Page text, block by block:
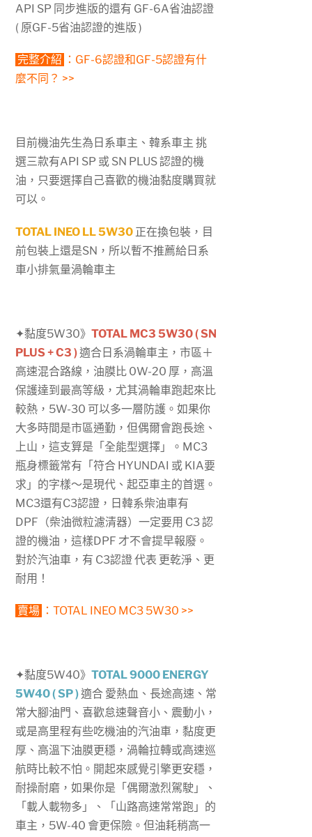
API SP 同步進版的還有 GF-6A省油認證
( 原GF-5省油認證的進版 )
完整介紹 ： GF-6認證和GF-5認證有什
麼不同？ >>
目前機油先生為日系車主、韓系車主 挑
選三款有API SP 或 SN PLUS 認證的機
油，只要選擇自己喜歡的機油黏度購買就
可以。
TOTAL INEO LL 5W30 正在換包裝，目
前包裝上還是SN，所以暫不推薦給日系
車小排氣量渦輪車主
✦黏度5W30》TOTAL MC3 5W30 ( SN
PLUS + C3 )適合日系渦輪車主，市區＋
高速混合路線，油膜比 0W-20 厚，高溫
保護達到最高等級，尤其渦輪車跑起來比
較熱，5W-30 可以多一層防護。如果你
大多時間是市區通勤，但偶爾會跑長途、
上山，這支算是「全能型選擇」。MC3
瓶身標籤常有「符合 HYUNDAI 或 KIA要
求」的字樣～是現代、起亞車主的首選。
MC3還有C3認證，日韓系柴油車有
DPF（柴油微粒濾清器）一定要用 C3 認
證的機油，這樣DPF 才不會提早報廢。
對於汽油車，有 C3認證 代表 更乾淨、更
耐用！
賣場 ：TOTAL INEO MC3 5W30 >>
✦黏度5W40》TOTAL 9000 ENERGY
5W40 ( SP )適合 愛熱血、長途高速、常
常大腳油門 、喜歡怠速聲音小、震動小，
或是高里程有些吃機油的汽油車，黏度更
厚、高溫下油膜更穩，渦輪拉轉或高速巡
航時比較不怕。開起來感覺引擎更安穩，
耐操耐磨，如果你是「偶爾激烈駕駛」、
「載人載物多」、「山路高速常常跑」的
車主，5W-40 會更保險。但油耗稍高一